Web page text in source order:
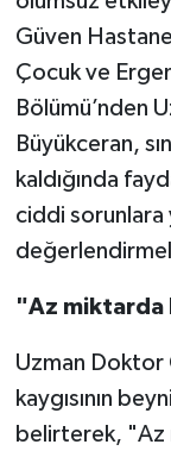
Güven
Çocuk ve Ergen
Bölümü’nden
Büyükceran,
kaldığında
ciddi sorunlara
"Az miktarda
Uzman Doktor
kaygısının
belirterek, "Az